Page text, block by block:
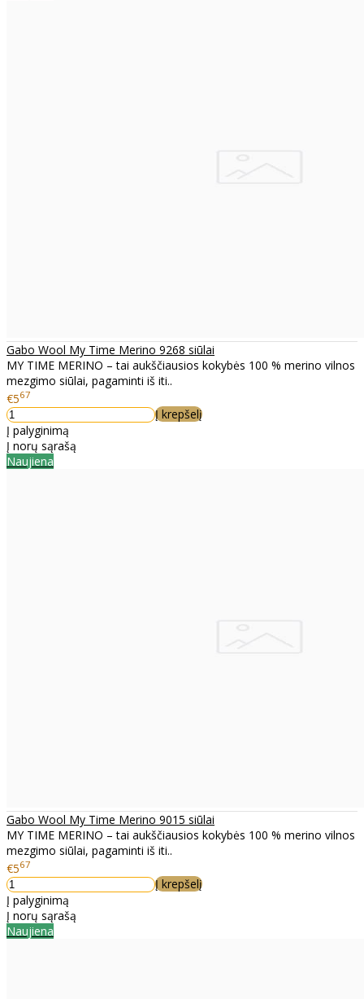
Gabo Wool My Time Merino 9268 siūlai
MY TIME MERINO – tai aukščiausios kokybės 100 % merino vilnos
mezgimo siūlai, pagaminti iš iti..
€567
Į krepšelį
Į palyginimą
Į norų sąrašą
Naujiena
Gabo Wool My Time Merino 9015 siūlai
MY TIME MERINO – tai aukščiausios kokybės 100 % merino vilnos
mezgimo siūlai, pagaminti iš iti..
€567
Į krepšelį
Į palyginimą
Į norų sąrašą
Naujiena